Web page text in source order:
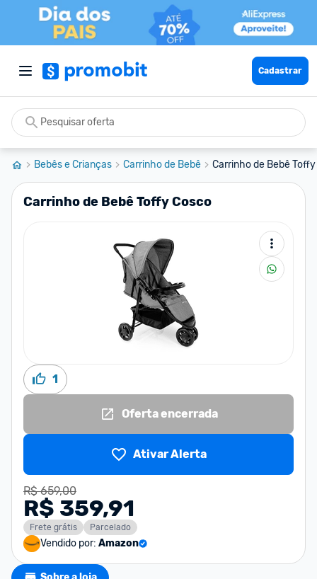
Cadastrar
Bebês e Crianças Carrinho de Bebê Carrinho de Bebê
Carrinho de Bebê Toffy Cosco
1
Oferta encerrada
Ativar Alerta
R$ 659,00
R$ 359,91
Frete grátis Parcelado
Vendido por: Amazon